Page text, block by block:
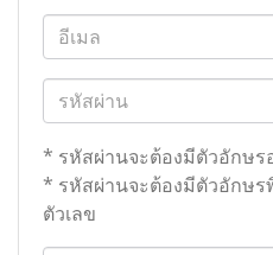
* รหัสผ่านจะต้องมีตัวอักษร
* รหัสผ่านจะต้องมีตัวอักษ
ตัวเลข